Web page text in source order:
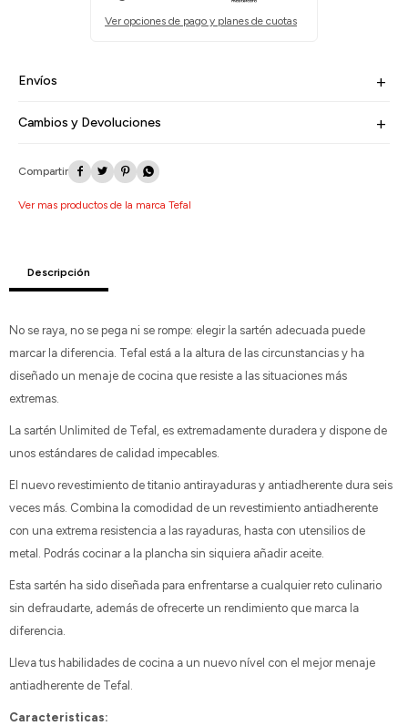
Ver opciones de pago y planes de cuotas
Envíos
Cambios y Devoluciones
   
Ver mas productos de la marca Tefal
Descripción
No se raya, no se pega ni se rompe: elegir la sartén adecuada puede
marcar la diferencia. Tefal está a la altura de las circunstancias y ha
diseñado un menaje de cocina que resiste a las situaciones más
extremas.
La sartén Unlimited de Tefal, es extremadamente duradera y dispone de
unos estándares de calidad impecables.
El nuevo revestimiento de titanio antirayaduras y antiadherente dura seis
veces más. Combina la comodidad de un revestimiento antiadherente
con una extrema resistencia a las rayaduras, hasta con utensilios de
metal. Podrás cocinar a la plancha sin siquiera añadir aceite.
Esta sartén ha sido diseñada para enfrentarse a cualquier reto culinario
sin defraudarte, además de ofrecerte un rendimiento que marca la
diferencia.
Lleva tus habilidades de cocina a un nuevo nível con el mejor menaje
antiadherente de Tefal.
Caracteristicas: